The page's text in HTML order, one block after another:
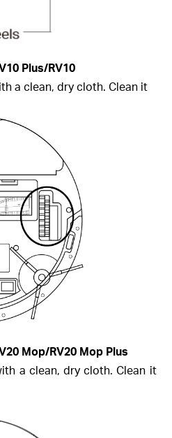
Plus/RV10
a clean, dry cloth. Clean it
Mop/RV20 Mop Plus
a clean, dry cloth. Clean it